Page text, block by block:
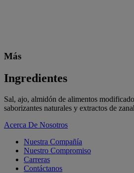
Más
Ingredientes
Sal, ajo, almidón de alimentos
saborizantes naturales y extractos de
Acerca De Nosotros
Nuestra Compañía
Nuestro Compromiso
Carreras
Contáctanos